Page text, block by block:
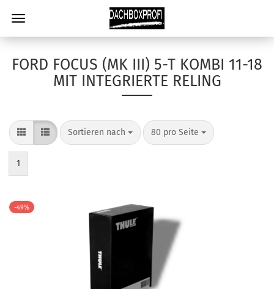
FORD FOCUS (MK III) 5-T KOMBI 11-18
MIT INTEGRIERTE RELING
Sortieren nach 80 pro Seite
1
-49%